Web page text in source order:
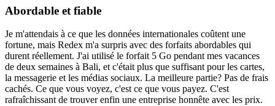
Abordable et fiable
Je m'attendais à ce que les données internationales coûtent une
fortune, mais Redex m'a surpris avec des forfaits abordables qui
durent réellement. J'ai utilisé le forfait 5 Go pendant mes vacances
de deux semaines à Bali, et c'était plus que suffisant pour les cartes,
la messagerie et les médias sociaux. La meilleure partie? Pas de frais
cachés. Ce que vous voyez, c'est ce que vous payez. C'est
rafraîchissant de trouver enfin une entreprise honnête avec les prix.